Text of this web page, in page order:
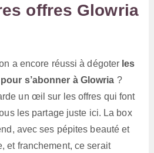
offres Glowria
a encore réussi à dégoter les
s’abonner à Glowria ?
un œil sur les offres qui font
les partage juste ici. La box
avec ses pépites beauté et
et franchement, ce serait